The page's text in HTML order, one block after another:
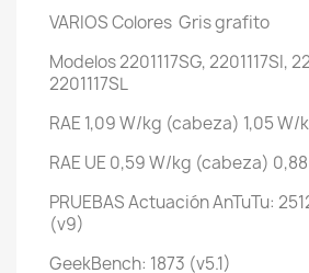
VARIOSColores Gris grafito
Modelos2201117SG, 2201117SI,
2201117SL
RAE 1,09 W/kg (cabeza) 1,05
RAE UE 0,59 W/kg (cabeza)
PRUEBASActuaciónAnTuTu:
(v9)
GeekBench: 1873 (v5.1)